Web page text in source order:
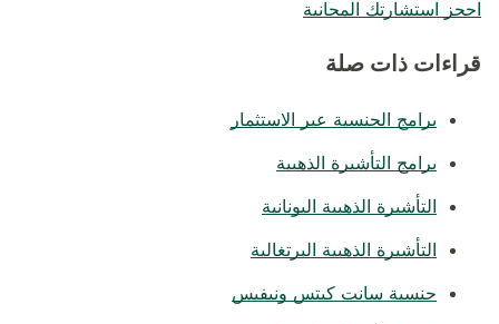
احجز استشارتك المجانية
قراءات ذات صلة
برامج الجنسية عبر الاستثمار
برامج التأشيرة الذهبية
التأشيرة الذهبية اليونانية
التأشيرة الذهبية البرتغالية
جنسية سانت كيتس ونيفيس